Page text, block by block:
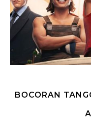
BOCORAN